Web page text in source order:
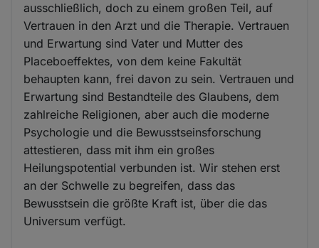
ausschließlich, doch zu einem großen Teil, auf
Vertrauen in den Arzt und die Therapie. Vertrauen
und Erwartung sind Vater und Mutter des
Placeboeffektes, von dem keine Fakultät
behaupten kann, frei davon zu sein. Vertrauen und
Erwartung sind Bestandteile des Glaubens, dem
zahlreiche Religionen, aber auch die moderne
Psychologie und die Bewusstseinsforschung
attestieren, dass mit ihm ein großes
Heilungspotential verbunden ist. Wir stehen erst
an der Schwelle zu begreifen, dass das
Bewusstsein die größte Kraft ist, über die das
Universum verfügt.